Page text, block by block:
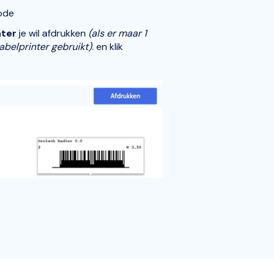
je wil afdrukken (als er maar 1
gebruikt). en klik